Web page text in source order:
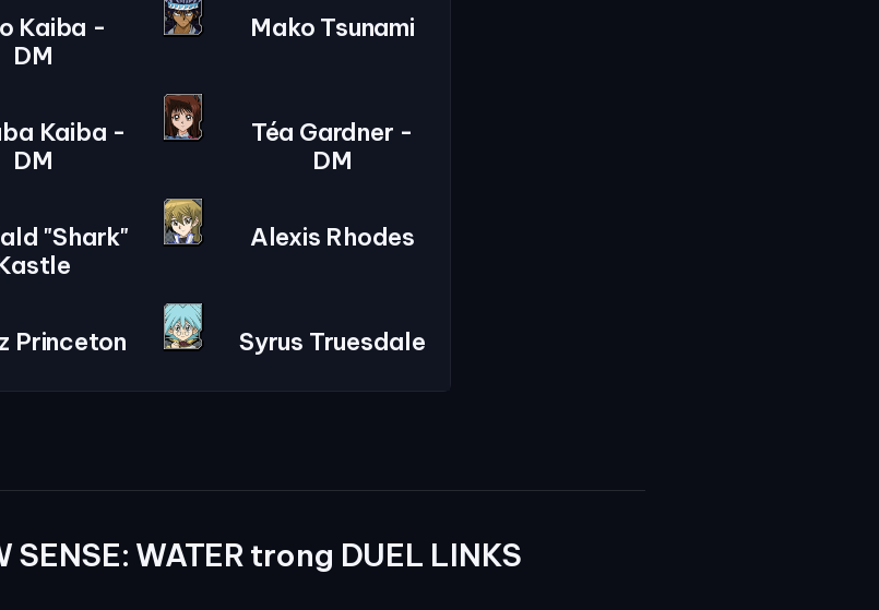
Kaiba -
DM
Mako Tsunami
Kaiba -
DM
Téa Gardner -
DM
"Shark"
Alexis Rhodes
Princeton Syrus Truesdale
SENSE: WATER trong DUEL LINKS